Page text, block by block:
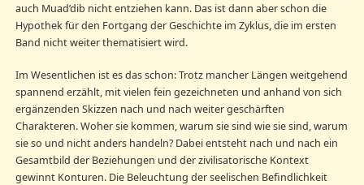
auch Muad’dib nicht entziehen kann. Das ist dann aber schon die
Hypothek für den Fortgang der Geschichte im Zyklus, die im ersten
Band nicht weiter thematisiert wird.
Im Wesentlichen ist es das schon: Trotz mancher Längen weitgehend
spannend erzählt, mit vielen fein gezeichneten und anhand von sich
ergänzenden Skizzen nach und nach weiter geschärften
Charakteren. Woher sie kommen, warum sie sind wie sie sind, warum
sie so und nicht anders handeln? Dabei entsteht nach und nach ein
Gesamtbild der Beziehungen und der zivilisatorische Kontext
gewinnt Konturen. Die Beleuchtung der seelischen Befindlichkeit